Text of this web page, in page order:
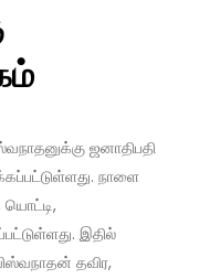
ஜனாதிபதி
நாளை
யொட்டி,
இதில்
தவிர,